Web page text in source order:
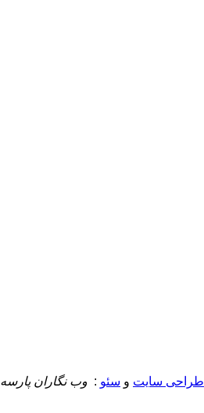
طراحی سایت و سئو : وب نگاران پارسه